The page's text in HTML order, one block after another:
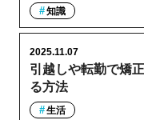
知識
引越しや転勤で矯
る方法
2025.11.07
生活